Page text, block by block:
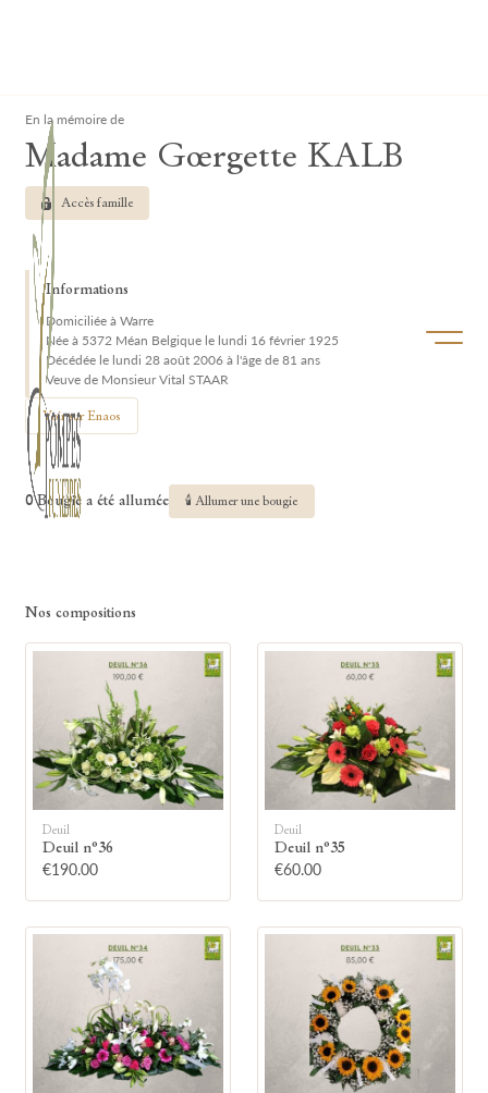
Ouvrir/
En la mémoire de
Madame Goergette KALB
Accès famille
Informations
Domiciliée à Warre
Née à 5372 Méan Belgique le lundi 16 février 1925
Décédée le lundi 28 août 2006 à l'âge de 81 ans
Veuve de Monsieur Vital STAAR
Voir sur Enaos
0 Bougie a été allumée 🕯 Allumer une bougie
Allumez une bougie
Nos compositions
Deuil
Deuil n°36
€190.00
Deuil
Deuil n°35
€60.00